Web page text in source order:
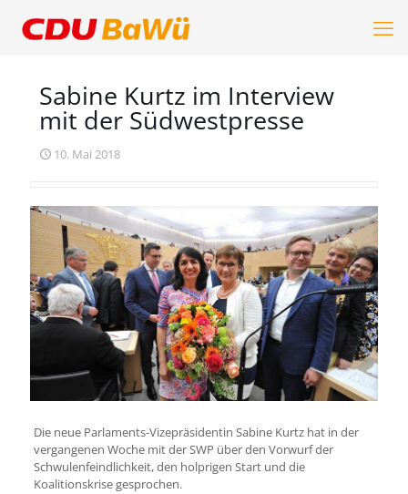
Sabine Kurtz im Interview
mit der Südwestpresse
10. Mai 2018
Die neue Parlaments-Vizepräsidentin Sabine Kurtz hat in der
vergangenen Woche mit der SWP über den Vorwurf der
Schwulenfeindlichkeit, den holprigen Start und die
Koalitionskrise gesprochen.